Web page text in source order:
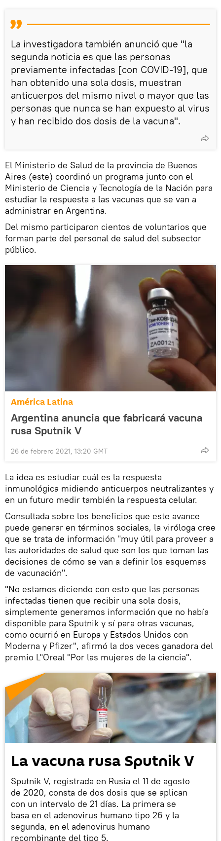
La investigadora también anunció que "la
segunda noticia es que las personas
previamente infectadas [con COVID-19], que
han obtenido una sola dosis, muestran
anticuerpos del mismo nivel o mayor que las
personas que nunca se han expuesto al virus
y han recibido dos dosis de la vacuna".
El Ministerio de Salud de la provincia de Buenos
Aires (este) coordinó un programa junto con el
Ministerio de Ciencia y Tecnología de la Nación para
estudiar la respuesta a las vacunas que se van a
administrar en Argentina.
Del mismo participaron cientos de voluntarios que
forman parte del personal de salud del subsector
público.
América Latina
Argentina anuncia que fabricará vacuna
rusa Sputnik V
26 de febrero 2021, 13:20 GMT
La idea es estudiar cuál es la respuesta
inmunológica midiendo anticuerpos neutralizantes y
en un futuro medir también la respuesta celular.
Consultada sobre los beneficios que este avance
puede generar en términos sociales, la viróloga cree
que se trata de información "muy útil para proveer a
las autoridades de salud que son los que toman las
decisiones de cómo se van a definir los esquemas
de vacunación".
"No estamos diciendo con esto que las personas
infectadas tienen que recibir una sola dosis,
simplemente generamos información que no había
disponible para Sputnik y sí para otras vacunas,
como ocurrió en Europa y Estados Unidos con
Moderna y Pfizer", afirmó la dos veces ganadora del
premio L"Oreal "Por las mujeres de la ciencia".
La vacuna rusa Sputnik V
Sputnik V, registrada en Rusia el 11 de agosto
de 2020, consta de dos dosis que se aplican
con un intervalo de 21 días. La primera se
basa en el adenovirus humano tipo 26 y la
segunda, en el adenovirus humano
recombinante del tipo 5.